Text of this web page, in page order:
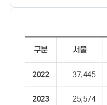
구분 서울
2022 37,445
2023 25,574